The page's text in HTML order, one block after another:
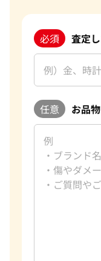
改めて、この度はご
た。お客様のまたの
おたからやのブラン
ブランド品買取専門査
好きな言葉理路整然
好きなブランドカルテ
過去の買取品例
おたからやでは、毎
ます。私たちは海外
が可能になっていま
必須 査定
任意 お品